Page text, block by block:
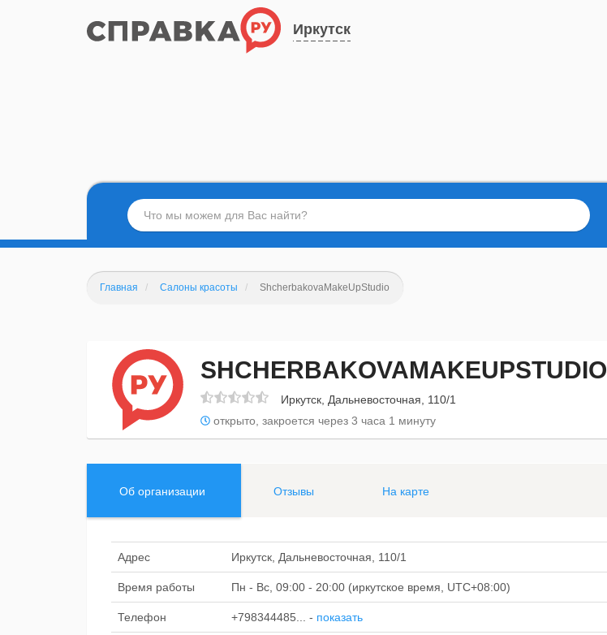
Иркутск
Главная Салоны красоты ShcherbakovaMakeUpStudio
SHCHERBAKOVAMAKEUPSTUDIO
Иркутск, Дальневосточная, 110/1
открыто, закроется через 3 часа 1 минуту
Об организации Отзывы На карте
Адрес Иркутск, Дальневосточная, 110/1
Время работы Пн - Вс, 09:00 - 20:00 (иркутское время, UTC+08:00)
Телефон +798344485... - показать